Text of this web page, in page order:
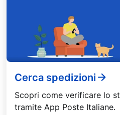
Cerca spedizioni
Scopri come verificare lo
tramite App Poste Italiane.